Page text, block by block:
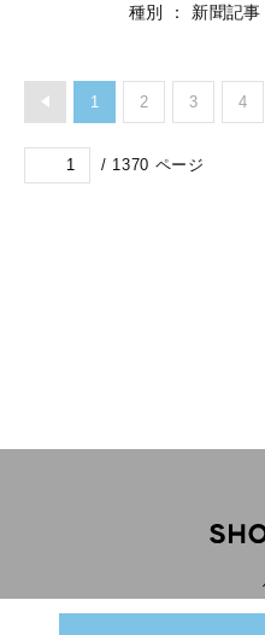
種別
： 新聞記事
1 2 3 4
/ 1370 ページ